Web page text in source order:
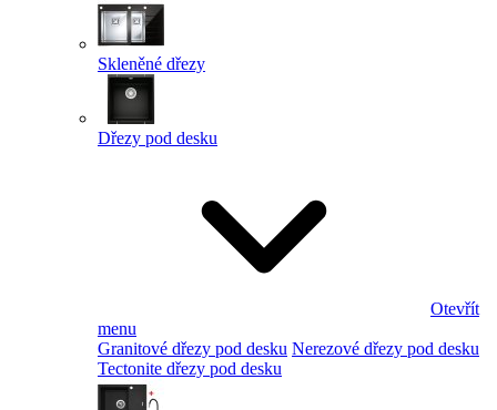
Skleněné dřezy
Dřezy pod desku
Otevřít
menu
Granitové dřezy pod desku Nerezové dřezy pod desku
Tectonite dřezy pod desku